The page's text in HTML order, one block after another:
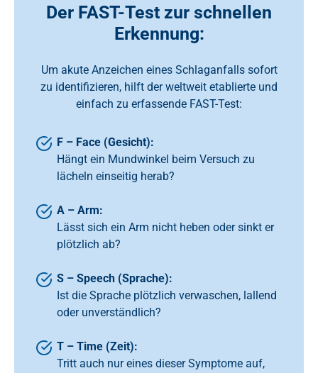
Der FAST-Test zur schnellen
Erkennung:
Um akute Anzeichen eines Schlaganfalls sofort
zu identifizieren, hilft der weltweit etablierte und
einfach zu erfassende FAST-Test:
F – Face (Gesicht):
Hängt ein Mundwinkel beim Versuch zu
lächeln einseitig herab?
A – Arm:
Lässt sich ein Arm nicht heben oder sinkt er
plötzlich ab?
S – Speech (Sprache):
Ist die Sprache plötzlich verwaschen, lallend
oder unverständlich?
T – Time (Zeit):
Tritt auch nur eines dieser Symptome auf,